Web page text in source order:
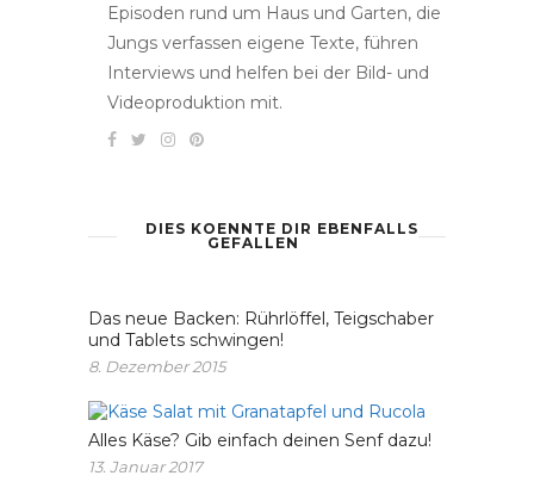
Episoden rund um Haus und Garten, die
Jungs verfassen eigene Texte, führen
Interviews und helfen bei der Bild- und
Videoproduktion mit.
DIES KOENNTE DIR EBENFALLS
GEFALLEN
Das neue Backen: Rührlöffel, Teigschaber
und Tablets schwingen!
8. Dezember 2015
Alles Käse? Gib einfach deinen Senf dazu!
13. Januar 2017